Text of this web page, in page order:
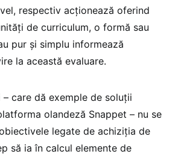
respectiv acționează oferind
de curriculum, o formă sau
pur și simplu informează
la această evaluare.
care dă exemple de soluții
olandeză Snappet – nu se
legate de achiziția de
să ia în calcul elemente de